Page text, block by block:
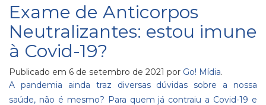
Exame de Anticorpos
Neutralizantes: estou imune
à Covid-19?
Publicado em 6 de setembro de 2021 por Go! Mídia.
A pandemia ainda traz diversas dúvidas sobre a nossa
saúde, não é mesmo? Para quem já contraiu a Covid-19 e